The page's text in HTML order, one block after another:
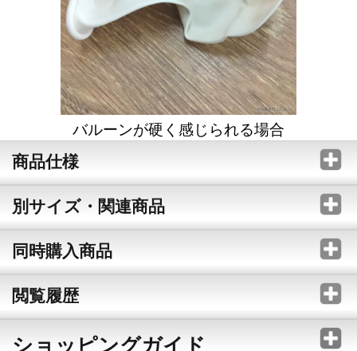
バルーンが硬く感じられる場合
商品仕様
別サイズ・関連商品
同時購入商品
閲覧履歴
ショッピングガイド